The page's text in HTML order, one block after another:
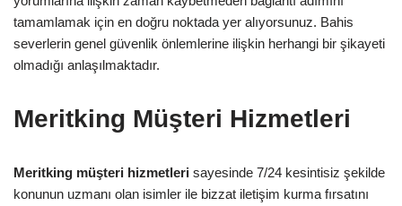
tamamlamak için en doğru noktada yer alıyorsunuz. Bahis
severlerin genel güvenlik önlemlerine ilişkin herhangi bir şikayeti
olmadığı anlaşılmaktadır.
Meritking Müşteri Hizmetleri
Meritking müşteri hizmetleri sayesinde 7/24 kesintisiz şekilde
konunun uzmanı olan isimler ile bizzat iletişim kurma fırsatını